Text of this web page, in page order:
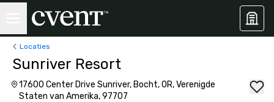
Locaties
Sunriver Resort
17600 Center Drive Sunriver, Bocht, OR, Verenigde
Staten van Amerika, 97707